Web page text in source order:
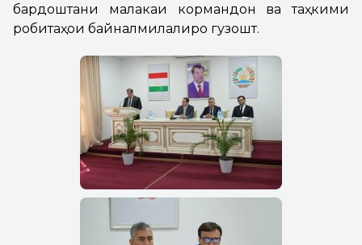
бардоштани малакаи кормандон ва таҳкими
робитаҳои байналмилалиро гузошт.